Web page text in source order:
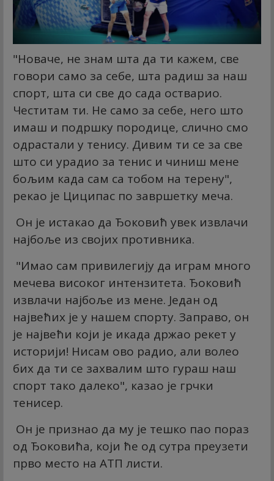
"Новаче, не знам шта да ти кажем, све
говори само за себе, шта радиш за наш
спорт, шта си све до сада остварио.
Честитам ти. Не само за себе, него што
имаш и подршку породице, слично смо
одрастали у тенису. Дивим ти се за све
што си урадио за тенис и чиниш мене
бољим када сам са тобом на терену",
рекао је Циципас по завршетку меча.
Он је истакао да Ђоковић увек извлачи
најбоље из својих противника.
"Имао сам привилегију да играм много
мечева високог интензитета. Ђоковић
извлачи најбоље из мене. Један од
највећих је у нашем спорту. Заправо, он
је највећи који је икада држао рекет у
историји! Нисам ово радио, али волео
бих да ти се захвалим што гураш наш
спорт тако далеко", казао је грчки
тенисер.
Он је признао да му је тешко пао пораз
од Ђоковића, који ће од сутра преузети
прво место на АТП листи.